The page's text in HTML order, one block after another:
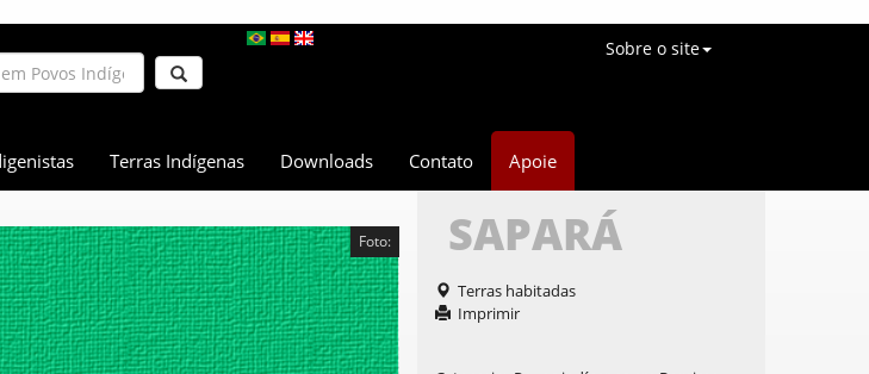
Sobre o site
Terras Indígenas Downloads Contato Apoie
Foto: SAPARÁ
Terras habitadas
Imprimir